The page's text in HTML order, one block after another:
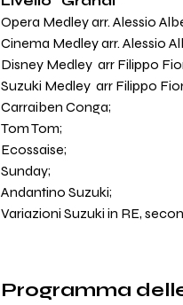
Opera Medley arr. Alessio
Cinema Medley arr. Alessio
Disney Medley  arr Filippo
Suzuki Medley  arr Filippo
Carraiben Conga;
Tom Tom;
Ecossaise;
Sunday;
Andantino Suzuki;
Variazioni Suzuki in RE,
Programma